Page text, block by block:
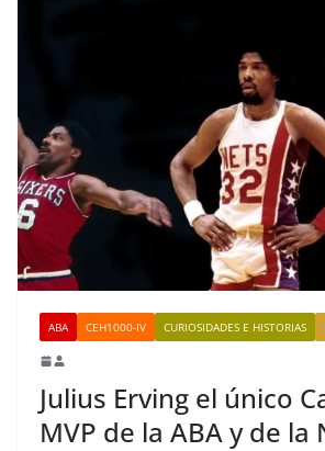
ABA CEH1000-IV CURIOSIDADES E HISTORIAS
Julius Erving el único
MVP de la ABA y de la